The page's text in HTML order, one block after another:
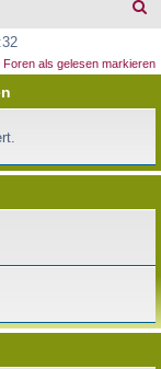
c
Foren als gelesen markieren